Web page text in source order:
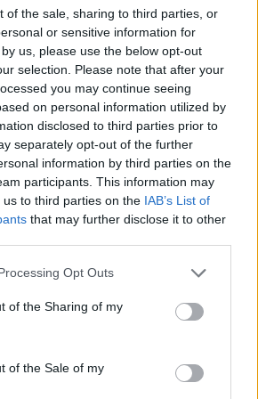
of the sale, sharing to third parties, or
or sensitive information for
us, please use the below opt-out
selection. Please note that after your
you may continue seeing
on personal information utilized by
disclosed to third parties prior to
separately opt-out of the further
information by third parties on the
participants. This information may
to third parties on the IAB’s List of
that may further disclose it to other
website/app uses one or more Google
or usage behaviour. You may click to
to Google and its third-party tags to
specified purposes in below Google
Opt Outs
of the Sharing of my
of the Sale of my
per il suo racconto
allarme sul centro accoglienza
“Episodi gravissimi”
finti clienti svuotano le suite: furto da
nel resort
7 agosto, sole e caldo tornano